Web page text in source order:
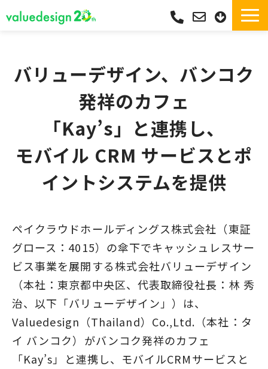
サポート
導入実績
導入フロー
活用シーン
よくあるご質問
バリューデザイン、バンコク
発祥のカフェ
「Kay’s」と連携し、
モバイル CRM サービスとポ
イントシステムを提供
ペイクラウドホールディングス株式会社（東証
グロース：4015）の傘下でキャッシュレスサー
ビス事業を展開する株式会社バリューデザイン
（本社：東京都中央区、代表取締役社長：林 秀
治、以下「バリューデザイン」）は、
Valuedesign（Thailand）Co.,Ltd.（本社：タ
イ バンコク）がバンコク発祥のカフェ
「Kay’s」と連携し、モバイルCRMサービスと